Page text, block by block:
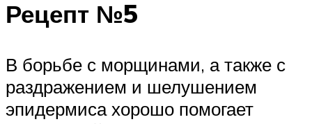
Рецепт №5
В борьбе с морщинами, а также с
раздражением и шелушением
эпидермиса хорошо помогает